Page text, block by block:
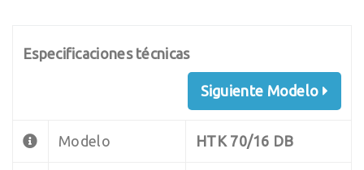
Especificaciones técnicas
Siguiente Modelo
Modelo HTK 70/16 DB